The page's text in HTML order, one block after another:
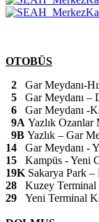
OTOBÜS
2 Gar Meydanı-
5 Gar Meydanı –
6 Gar Meydanı -
9A Yazlık Ozanlar
9B Yazlık – Gar
14 Gar Meydanı -
15 Kampüs - Yeni
19K Sakarya Park –
28 Kuzey Terminal
29 Yeni Terminal